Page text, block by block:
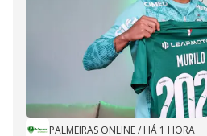
PALMEIRAS ONLINE/ HÁ 1 HORA